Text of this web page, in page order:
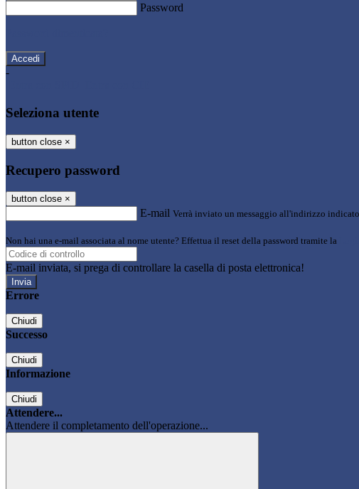
Password
-
Seleziona utente
button close ×
Recupero password
button close ×
E-mail Verrà inviato un messaggio all'indirizzo
Non hai una e-mail associata al nome utente? Effettua il reset della password tramite la
E-mail inviata, si prega di controllare la casella di posta elettronica!
Errore
Chiudi
Successo
Chiudi
Informazione
Chiudi
Attendere...
Attendere il completamento dell'operazione...